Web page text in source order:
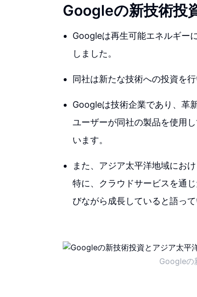
Googleの新技術投
Googleは再生可能エネルギー
しました。
同社は新たな技術への投資を
Googleは技術企業であり、革
ユーザーが同社の製品を使用
います。
また、アジア太平洋地域にお
特に、クラウドサービスを通
びながら成長していると語って
Googleの